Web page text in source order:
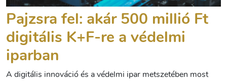
Pajzsra fel: akár 500 millió Ft
digitális K+F-re a védelmi
iparban
A digitális innováció és a védelmi ipar metszetében most